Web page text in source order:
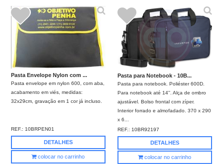
Pasta Envelope Nylon com ...
Pasta envelope em nylon 600, com aba,
acabamento em viés, medidas:
32x29cm, gravação em 1 cor já incluso.
REF.: 10BRPEN01
DETALHES
colocar no carrinho
Pasta para Notebook - 10B...
Pasta para notebook. Poliéster 600D.
Para notebook até 14''. Alça de ombro
ajustável. Bolso frontal com zíper.
Interior forrado e almofadado. 370 x 290
x 6...
REF.: 10BR92197
DETALHES
colocar no carrinho